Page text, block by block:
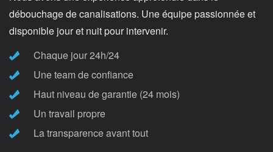
débouchage de canalisations. Une équipe passionnée et
disponible jour et nuit pour intervenir.
Chaque jour 24h/24
Une team de confiance
Haut niveau de garantie (24 mois)
Un travail propre
La transparence avant tout